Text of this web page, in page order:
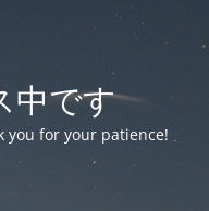
中です
you for your patience!